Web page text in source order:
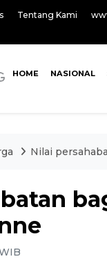
Tentang Kami
HOME NASIONAL
Nilai